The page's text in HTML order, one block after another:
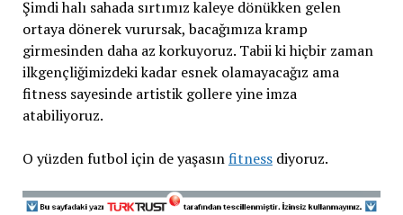
Şimdi halı sahada sırtımız kaleye dönükken gelen
ortaya dönerek vurursak, bacağımıza kramp
girmesinden daha az korkuyoruz. Tabii ki hiçbir zaman
ilkgençliğimizdeki kadar esnek olamayacağız ama
fitness sayesinde artistik gollere yine imza
atabiliyoruz.
O yüzden futbol için de yaşasınfitnessdiyoruz.